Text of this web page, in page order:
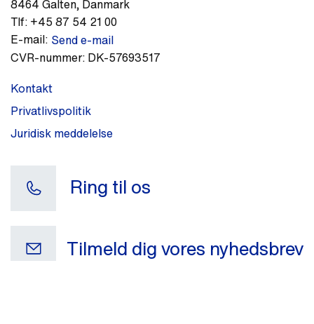
8464 Galten, Danmark
Tlf: +45 87 54 21 00
E-mail: Send e-mail
CVR-nummer: DK-57693517
Kontakt
Privatlivspolitik
Juridisk meddelelse
Ring til os
Tilmeld dig vores nyhedsbrev